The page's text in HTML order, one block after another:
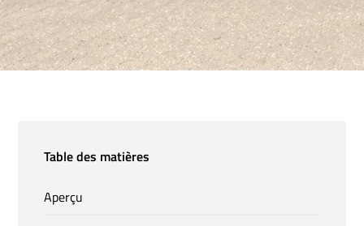
Table des matières
Aperçu